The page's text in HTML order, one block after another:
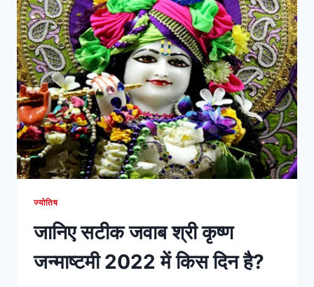
सप्ताह
चमकेगी
किन
राशियों
की
किस्मत
और
किसका
होगा
अनिष्ट
ज्योतिष
जानिए सटीक जवाब श्री कृष्ण
जन्माष्टमी 2022 में किस दिन है?